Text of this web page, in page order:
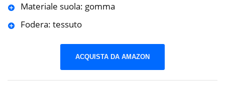
Materiale suola: gomma
Fodera: tessuto
ACQUISTA DA AMAZON